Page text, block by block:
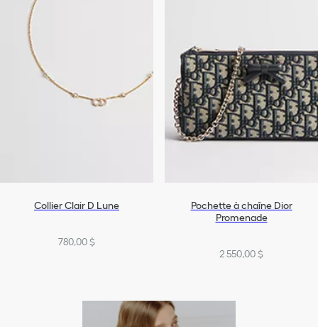
Collier Clair D Lune
780,00 $
Pochette à chaîne Dior
Promenade
2 550,00 $